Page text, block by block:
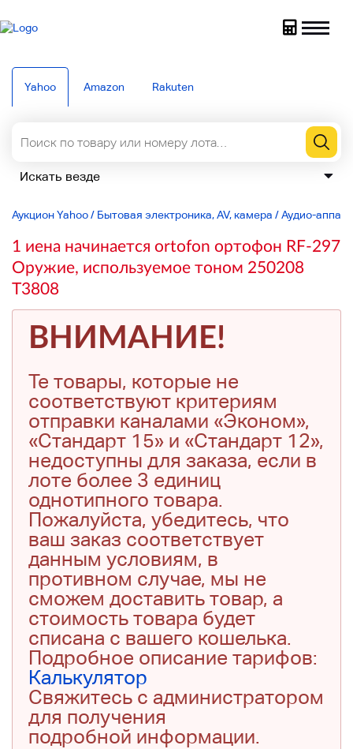
Yahoo Amazon Rakuten
Аукцион Yahoo/ Бытовая электроника, AV, камера /Аудио-
1 иена начинается ortofon ортофон RF-297
Оружие, используемое тоном 250208
T3808
ВНИМАНИЕ!
Те товары, которые не
соответствуют критериям
отправки каналами «Эконом»,
«Стандарт 15» и «Стандарт 12»,
недоступны для заказа, если в
лоте более 3 единиц
однотипного товара.
Пожалуйста, убедитесь, что
ваш заказ соответствует
данным условиям, в
противном случае, мы не
сможем доставить товар, а
стоимость товара будет
списана с вашего кошелька.
Подробное описание тарифов:
Калькулятор
Свяжитесь с администратором
для получения
подробной информации.